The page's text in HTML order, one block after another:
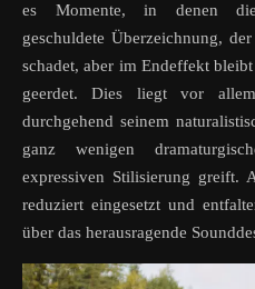
es Momente, in denen die
geschuldete Überzeichnung,
schadet, aber im Endeffekt
geerdet. Dies liegt vor
durchgehend seinem
ganz wenigen
expressiven Stilisierung greift.
reduziert eingesetzt und
über das herausragende